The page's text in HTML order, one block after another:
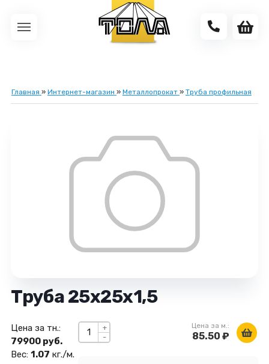
Главная » Интернет-магазин » Металлопрокат » Труба профильная
Труба 25х25х1,5
-
+ Цена за м.:
85.50 ₽
Цена за тн.:
79900 руб.
Вес: 1.07 кг./м.